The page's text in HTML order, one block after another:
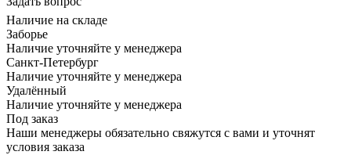
Наличие на складе
Заборье
Наличие уточняйте у менеджера
Санкт-Петербург
Наличие уточняйте у менеджера
Удалённый
Наличие уточняйте у менеджера
Под заказ
Наши менеджеры обязательно свяжутся с вами и уточнят
условия заказа